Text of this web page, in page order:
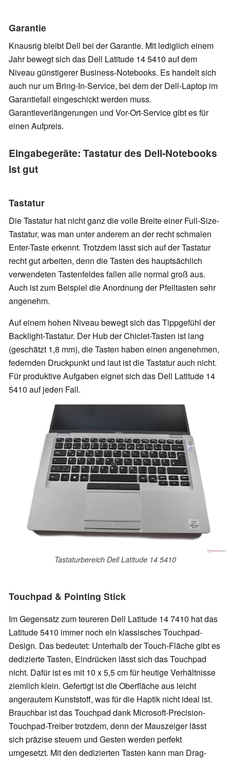
Garantie
Knausrig bleibt Dell bei der Garantie. Mit lediglich einem
Jahr bewegt sich das Dell Latitude 14 5410 auf dem
Niveau günstigerer Business-Notebooks. Es handelt sich
auch nur um Bring-In-Service, bei dem der Dell-Laptop im
Garantiefall eingeschickt werden muss.
Garantieverlängerungen und Vor-Ort-Service gibt es für
einen Aufpreis.
Eingabegeräte: Tastatur des Dell-Notebooks
ist gut
Tastatur
Die Tastatur hat nicht ganz die volle Breite einer Full-Size-
Tastatur, was man unter anderem an der recht schmalen
Enter-Taste erkennt. Trotzdem lässt sich auf der Tastatur
recht gut arbeiten, denn die Tasten des hauptsächlich
verwendeten Tastenfeldes fallen alle normal groß aus.
Auch ist zum Beispiel die Anordnung der Pfeiltasten sehr
angenehm.
Auf einem hohen Niveau bewegt sich das Tippgefühl der
Backlight-Tastatur. Der Hub der Chiclet-Tasten ist lang
(geschätzt 1,8 mm), die Tasten haben einen angenehmen,
federnden Druckpunkt und laut ist die Tastatur auch nicht.
Für produktive Aufgaben eignet sich das Dell Latitude 14
5410 auf jeden Fall.
Tastaturbereich Dell Latitude 14 5410
Touchpad & Pointing Stick
Im Gegensatz zum teureren Dell Latitude 14 7410 hat das
Latitude 5410 immer noch ein klassisches Touchpad-
Design. Das bedeutet: Unterhalb der Touch-Fläche gibt es
dedizierte Tasten, Eindrücken lässt sich das Touchpad
nicht. Dafür ist es mit 10 x 5,5 cm für heutige Verhältnisse
ziemlich klein. Gefertigt ist die Oberfläche aus leicht
angerautem Kunststoff, was für die Haptik nicht ideal ist.
Brauchbar ist das Touchpad dank Microsoft-Precision-
Touchpad-Treiber trotzdem, denn der Mauszeiger lässt
sich präzise steuern und Gesten werden perfekt
umgesetzt. Mit den dedizierten Tasten kann man Drag-